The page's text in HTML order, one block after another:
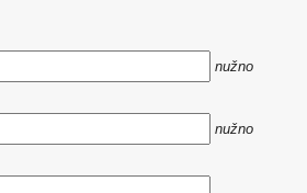
nužno
nužno